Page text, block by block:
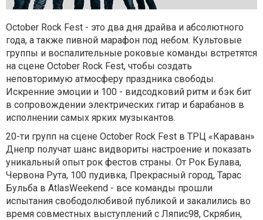
October Rock Fest - это два дня драйва и абсолютного
года, а также пивной марафон под небом. Культовые
группы и воспалительные роковые команды встретятся
на сцене October Rock Fest, чтобы создать
неповторимую атмосферу праздника свободы.
Искренние эмоции и 100 - видсодковий ритм и бэк бит
в сопровождении электрических гитар и барабанов в
исполнении самых ярких музыкантов.
20-ти групп на сцене October Rock Fest в ТРЦ «Караван»
Днепр получат шанс видвориты настроение и показать
уникальный опыт рок фестов страны. От Рок Булава,
Червона Рута, 100 пудивка, Прекрасный город, Тарас
Бульба в AtlasWeekend - все команды прошли
испытания свободолюбивой публикой и закалились во
время совместных выступлений с Ляпис98, Скрябин,